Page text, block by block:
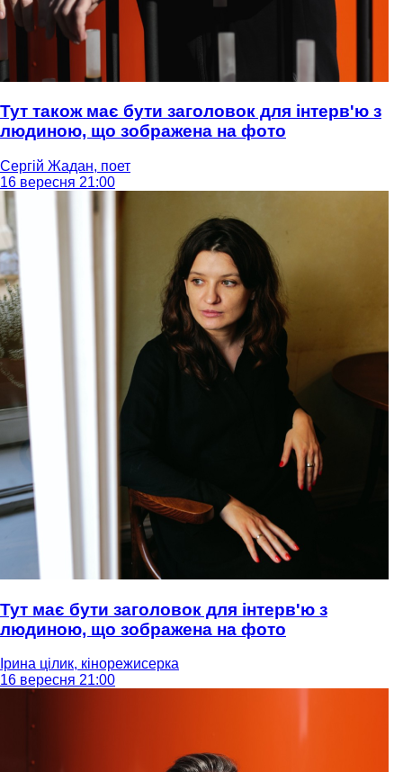
Тут також має бути заголовок для інтерв'ю з
людиною, що зображена на фото
Сергій Жадан, поет
16 вересня 21:00
Тут має бути заголовок для інтерв'ю з
людиною, що зображена на фото
Ірина цілик, кінорежисерка
16 вересня 21:00